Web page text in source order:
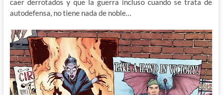
caer derrotados y que la guerra incluso cuando se trata de
autodefensa, no tiene nada de noble…